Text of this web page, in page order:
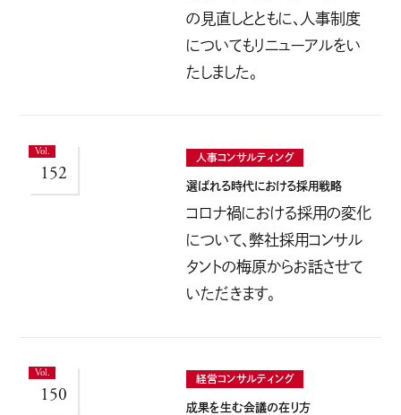
の見直しとともに、人事制度
についてもリニューアルをい
たしました。
152
人事コンサルティング
選ばれる時代における採用戦略
コロナ禍における採用の変化
について、弊社採用コンサル
タントの梅原からお話させて
いただきます。
150
経営コンサルティング
成果を生む会議の在り方